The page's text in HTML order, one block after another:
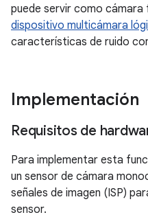
puede servir como cámara
dispositivo multicámara
características de ruido
Implementación
Requisitos de
Para implementar esta
un sensor de cámara
señales de imagen (ISP)
sensor.